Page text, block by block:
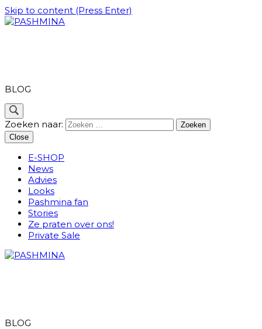
Skip to content (Press Enter)
BLOG
Zoeken naar:
Close
E-SHOP
News
Advies
Looks
Pashmina fan
Stories
Ze praten over ons!
Private Sale
BLOG